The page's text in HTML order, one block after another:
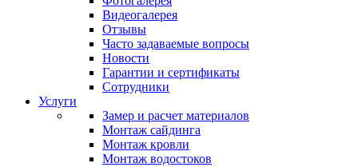
Видеогалерея
Отзывы
Часто задаваемые вопросы
Новости
Гарантии и сертификаты
Сотрудники
Услуги
Замер и расчет материалов
Монтаж сайдинга
Монтаж кровли
Монтаж водостоков